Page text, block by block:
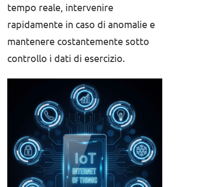
tempo reale, intervenire
rapidamente in caso di anomalie e
mantenere costantemente sotto
controllo i dati di esercizio.